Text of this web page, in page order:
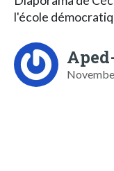
l'école